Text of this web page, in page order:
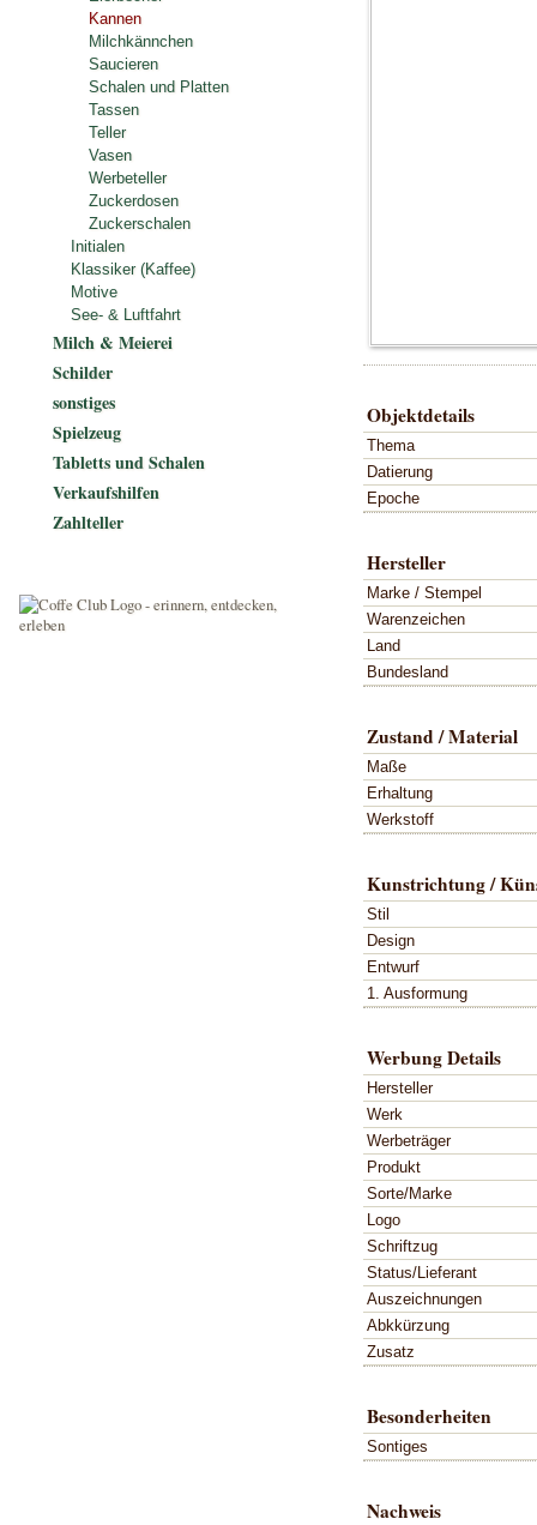
Objektdetails
Thema
Datierung
Epoche
Hersteller
Marke / Stempel
Warenzeichen
Land
Bundesland
Zustand / Material
Maße
Erhaltung
Werkstoff
Kunstrichtung /
Stil
Design
Entwurf
1. Ausformung
Werbung Details
Hersteller
Werk
Werbeträger
Produkt
Sorte/Marke
Logo
Schriftzug
Status/Lieferant
Auszeichnungen
Abkkürzung
Zusatz
Besonderheiten
Sontiges
Nachweis
Kannen
Milchkännchen
Saucieren
Schalen und Platten
Tassen
Teller
Vasen
Werbeteller
Zuckerdosen
Zuckerschalen
Initialen
Klassiker (Kaffee)
Motive
See- & Luftfahrt
Milch & Meierei
Schilder
sonstiges
Spielzeug
Tabletts und Schalen
Verkaufshilfen
Zahlteller